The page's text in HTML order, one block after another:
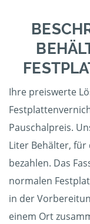
Ihre preiswerte
Pauschalpreis.
Liter Behälter, für
bezahlen. Das
normalen
in der
einem Ort